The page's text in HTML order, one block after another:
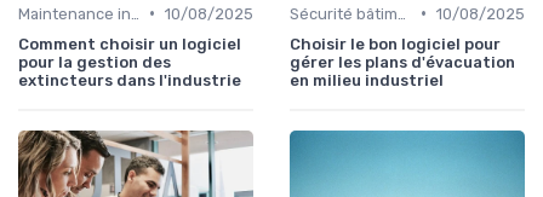
• 10/08/2025
Comment choisir un logiciel
pour la gestion des
extincteurs dans l'industrie
• 10/08/2025
Choisir le bon logiciel pour
gérer les plans d'évacuation
en milieu industriel